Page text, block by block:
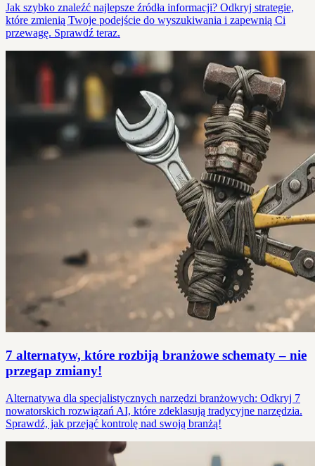
Jak szybko znaleźć najlepsze źródła informacji? Odkryj strategie,
które zmienią Twoje podejście do wyszukiwania i zapewnią Ci
przewagę. Sprawdź teraz.
7 alternatyw, które rozbiją branżowe schematy – nie
przegap zmiany!
Alternatywa dla specjalistycznych narzędzi branżowych: Odkryj 7
nowatorskich rozwiązań AI, które zdeklasują tradycyjne narzędzia.
Sprawdź, jak przejąć kontrolę nad swoją branżą!